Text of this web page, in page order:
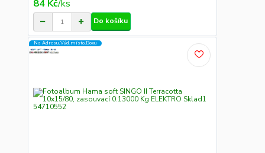
84 Kč/ks
Do košíku
Na Adresu,Výd.místo,Boxu